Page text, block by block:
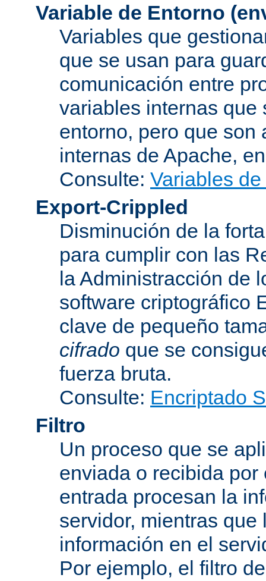
Variable de Entorno
Variables que
que se usan para
comunicación entre
variables internas que
entorno, pero que son
internas de Apache,
Consulte: Variables
Export-Crippled
Disminución de la
para cumplir con las
la Administracción de
software criptográfico
clave de pequeño
cifrado que se
fuerza bruta.
Consulte: Encriptado
Filtro
Un proceso que se
enviada o recibida
entrada procesan la
servidor, mientras
información en el
Por ejemplo, el filtro